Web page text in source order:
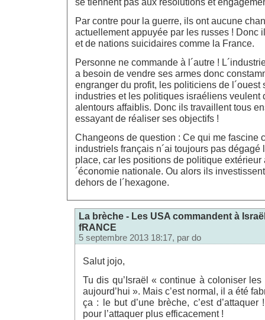
Par contre pour la guerre, ils ont aucune
actuellement appuyée par les russes ! Donc
et de nations suicidaires comme la France.
Personne ne commande à l´autre !
a besoin de vendre ses armes donc
engranger du profit, les politiciens de l´ouest
industries et les politiques israéliens veulent
alentours affaiblis. Donc ils travaillent tous
essayant de réaliser ses objectifs !
Changeons de question : Ce qui me fascine
industriels français n´ai toujours pas dégagé
place, car les positions de politique extérieur
´économie nationale. Ou alors ils
dehors de l´hexagone.
La brèche - Les USA commandent à
fRANCE
5 septembre 2013 18:17, par do
Salut jojo,
Tu dis qu’Israël « continue à coloniser
aujourd’hui ». Mais c’est normal, il a été
ça : le but d’une brèche, c’est d’attaquer
pour l’attaquer plus efficacement !